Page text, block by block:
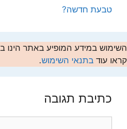
טבעת חדשה?
השימוש במידע המופיע באתר
קראו עוד בתנאי השימוש.
כתיבת תגובה